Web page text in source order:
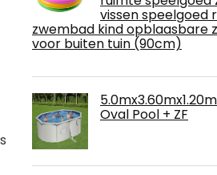
vissen speelgoed
zwembad kind opblaasbare
voor buiten tuin (90cm)
Oval Pool + ZF